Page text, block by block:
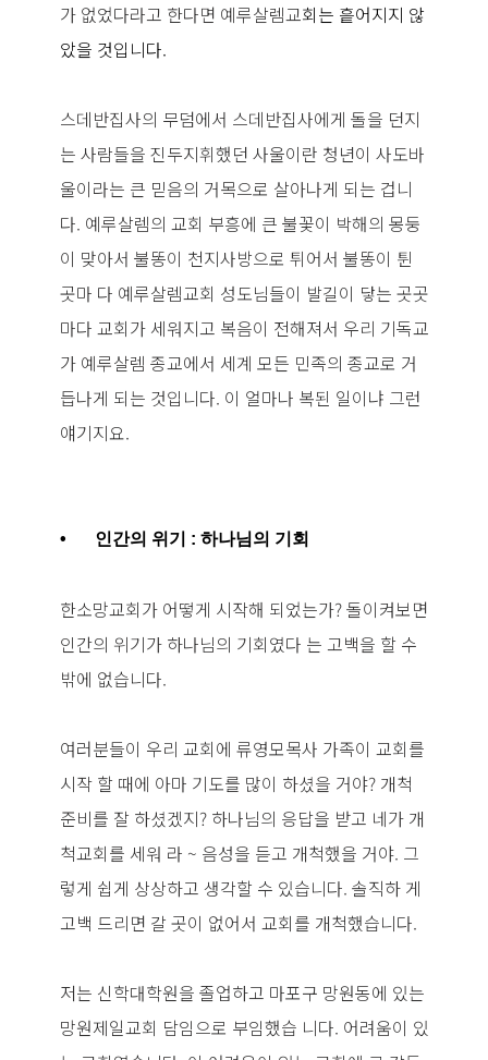
가 없었다라고 한다면 예루살렘교회는 흩어지지 않
았을 것입니다.
스데반집사의 무덤에서 스데반집사에게 돌을 던지
는 사람들을 진두지휘했던 사울이란 청년이 사도바
울이라는 큰 믿음의 거목으로 살아나게 되는 겁니
다. 예루살렘의 교회 부흥에 큰 불꽃이 박해의 몽둥
이 맞아서 불똥이 천지사방으로 튀어서 불똥이 튄
곳마 다 예루살렘교회 성도님들이 발길이 닿는 곳곳
마다 교회가 세워지고 복음이 전해져서 우리 기독교
가 예루살렘 종교에서 세계 모든 민족의 종교로 거
듭나게 되는 것입니다. 이 얼마나 복된 일이냐 그런
얘기지요.
• 인간의 위기 : 하나님의 기회
한소망교회가 어떻게 시작해 되었는가? 돌이켜보면
인간의 위기가 하나님의 기회였다 는 고백을 할 수
밖에 없습니다.
여러분들이 우리 교회에 류영모목사 가족이 교회를
시작 할 때에 아마 기도를 많이 하셨을 거야? 개척
준비를 잘 하셨겠지? 하나님의 응답을 받고 네가 개
척교회를 세워 라 ~ 음성을 듣고 개척했을 거야. 그
렇게 쉽게 상상하고 생각할 수 있습니다. 솔직하 게
고백 드리면 갈 곳이 없어서 교회를 개척했습니다.
저는 신학대학원을 졸업하고 마포구 망원동에 있는
망원제일교회 담임으로 부임했습 니다. 어려움이 있